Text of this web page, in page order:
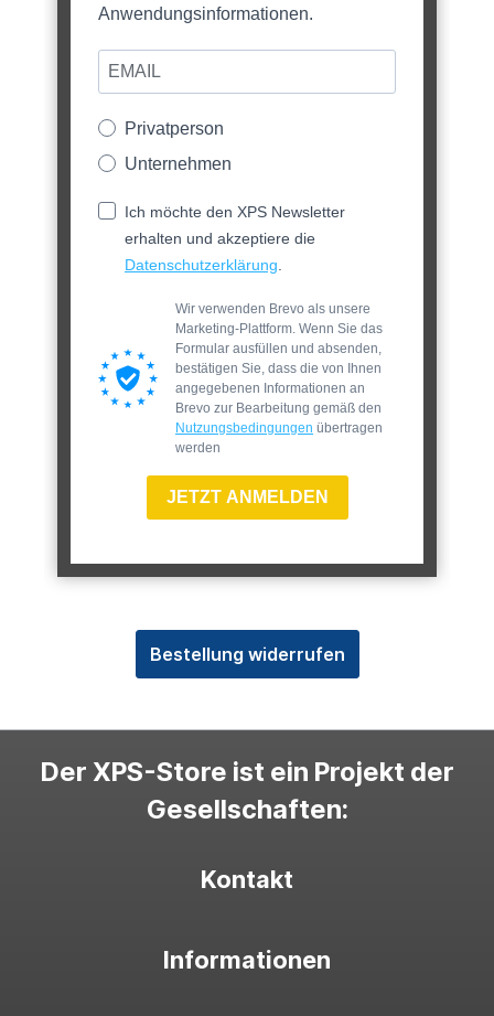
Anwendungsinformationen.
Privatperson
Unternehmen
Ich möchte den XPS Newsletter
erhalten und akzeptiere die
Datenschutzerklärung
Wir verwenden Brevo als unsere
Marketing-Plattform. Wenn Sie das
Formular ausfüllen und absenden,
bestätigen Sie, dass die von Ihnen
angegebenen Informationen an
Brevo zur Bearbeitung gemäß den
Nutzungsbedingungen übertragen
werden
JETZT ANMELDEN
Bestellung widerrufen
Der XPS-Store ist ein Projekt der
Gesellschaften:
Kontakt
Informationen